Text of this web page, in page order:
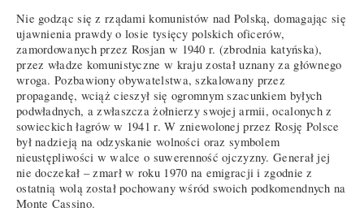
Nie godząc się z rządami komunistów nad Polską, domagając się
ujawnienia prawdy o losie tysięcy polskich oficerów,
zamordowanych przez Rosjan w 1940 r. (zbrodnia katyńska),
przez władze komunistyczne w kraju został uznany za głównego
wroga. Pozbawiony obywatelstwa, szkalowany przez
propagandę, wciąż cieszył się ogromnym szacunkiem byłych
podwładnych, a zwłaszcza żołnierzy swojej armii, ocalonych z
sowieckich łagrów w 1941 r. W zniewolonej przez Rosję Polsce
był nadzieją na odzyskanie wolności oraz symbolem
nieustępliwości w walce o suwerenność ojczyzny. Generał jej
nie doczekał – zmarł w roku 1970 na emigracji i zgodnie z
ostatnią wolą został pochowany wśród swoich podkomendnych na
Monte Cassino.